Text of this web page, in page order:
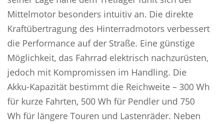
Mittelmotor besonders intuitiv an. Die direkte
Kraftübertragung des Hinterradmotors verbessert
die Performance auf der Straße. Eine günstige
Möglichkeit, das Fahrrad elektrisch nachzurüsten,
jedoch mit Kompromissen im Handling. Die
Akku-Kapazität bestimmt die Reichweite – 300 Wh
für kurze Fahrten, 500 Wh für Pendler und 750
Wh für längere Touren und Lastenräder. Neben